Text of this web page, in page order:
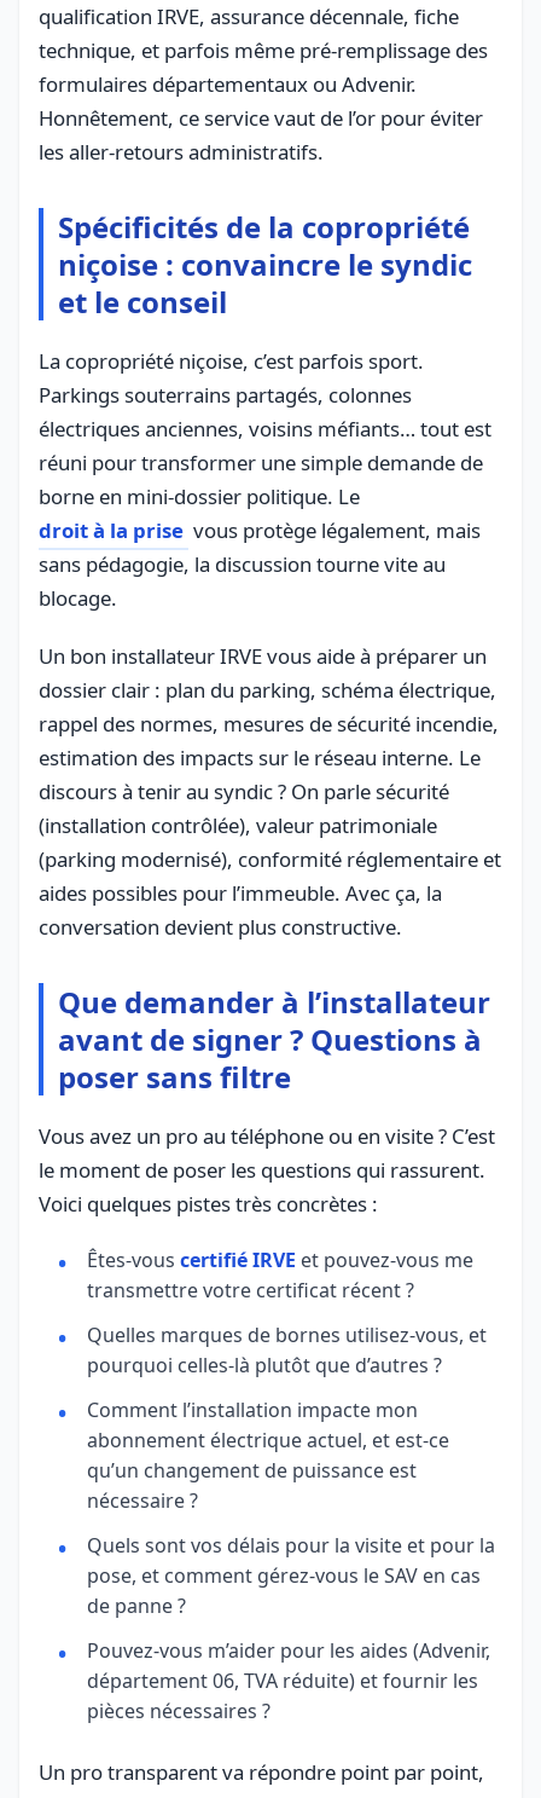
qualification IRVE, assurance décennale, fiche
technique, et parfois même pré-remplissage des
formulaires départementaux ou Advenir.
Honnêtement, ce service vaut de l’or pour éviter
les aller-retours administratifs.
Spécificités de la copropriété
niçoise : convaincre le syndic
et le conseil
La copropriété niçoise, c’est parfois sport.
Parkings souterrains partagés, colonnes
électriques anciennes, voisins méfiants… tout est
réuni pour transformer une simple demande de
borne en mini-dossier politique. Le
droit à la prise vous protège légalement, mais
sans pédagogie, la discussion tourne vite au
blocage.
Un bon installateur IRVE vous aide à préparer un
dossier clair : plan du parking, schéma électrique,
rappel des normes, mesures de sécurité incendie,
estimation des impacts sur le réseau interne. Le
discours à tenir au syndic ? On parle sécurité
(installation contrôlée), valeur patrimoniale
(parking modernisé), conformité réglementaire et
aides possibles pour l’immeuble. Avec ça, la
conversation devient plus constructive.
Que demander à l’installateur
avant de signer ? Questions à
poser sans filtre
Vous avez un pro au téléphone ou en visite ? C’est
le moment de poser les questions qui rassurent.
Voici quelques pistes très concrètes :
Êtes-vous certifié IRVE et pouvez-vous me
transmettre votre certificat récent ?
Quelles marques de bornes utilisez-vous, et
pourquoi celles-là plutôt que d’autres ?
Comment l’installation impacte mon
abonnement électrique actuel, et est-ce
qu’un changement de puissance est
nécessaire ?
Quels sont vos délais pour la visite et pour la
pose, et comment gérez-vous le SAV en cas
de panne ?
Pouvez-vous m’aider pour les aides (Advenir,
département 06, TVA réduite) et fournir les
pièces nécessaires ?
Un pro transparent va répondre point par point,